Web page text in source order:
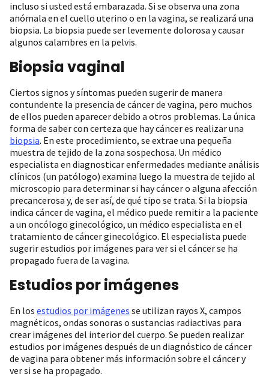
incluso si usted está embarazada. Si se observa una zona
anómala en el cuello uterino o en la vagina, se realizará una
biopsia. La biopsia puede ser levemente dolorosa y causar
algunos calambres en la pelvis.
Biopsia vaginal
Ciertos signos y síntomas pueden sugerir de manera
contundente la presencia de cáncer de vagina, pero muchos
de ellos pueden aparecer debido a otros problemas. La única
forma de saber con certeza que hay cáncer es realizar una
biopsia. En este procedimiento, se extrae una pequeña
muestra de tejido de la zona sospechosa. Un médico
especialista en diagnosticar enfermedades mediante análisis
clínicos (un patólogo) examina luego la muestra de tejido al
microscopio para determinar si hay cáncer o alguna afección
precancerosa y, de ser así, de qué tipo se trata. Si la biopsia
indica cáncer de vagina, el médico puede remitir a la paciente
a un oncólogo ginecológico, un médico especialista en el
tratamiento de cáncer ginecológico. El especialista puede
sugerir estudios por imágenes para ver si el cáncer se ha
propagado fuera de la vagina.
Estudios por imágenes
En los estudios por imágenes se utilizan rayos X, campos
magnéticos, ondas sonoras o sustancias radiactivas para
crear imágenes del interior del cuerpo. Se pueden realizar
estudios por imágenes después de un diagnóstico de cáncer
de vagina para obtener más información sobre el cáncer y
ver si se ha propagado.